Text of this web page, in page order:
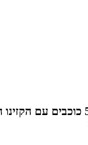
*בוקרשט רומניה-חנוכה ותקופת הכריסמס דיל